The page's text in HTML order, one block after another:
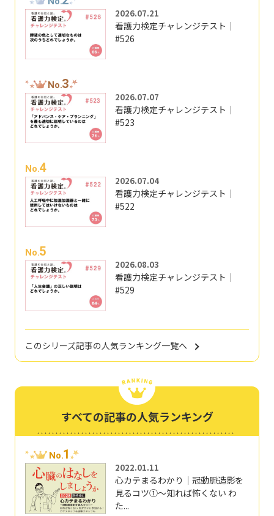
2026.07.21
看護力検定チャレンジテスト｜
#526
No.3
2026.07.07
看護力検定チャレンジテスト｜
#523
No.4
2026.07.04
看護力検定チャレンジテスト｜
#522
No.5
2026.08.03
看護力検定チャレンジテスト｜
#529
このシリーズ記事の人気ランキング一覧へ
すべての記事の人気ランキング
No.1
2022.01.11
心カテまるわかり｜冠動脈造影を
見るコツ①～知れば怖くない わ
た...